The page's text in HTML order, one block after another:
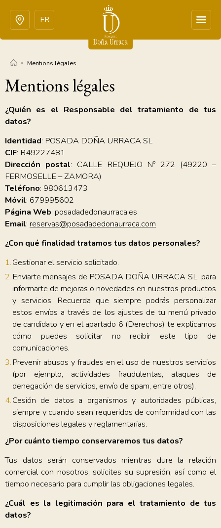
FR
Mentions légales
Mentions légales
¿Quién es el Responsable del tratamiento de tus
datos?
Identidad: POSADA DOÑA URRACA SL
CIF: B49227481
Dirección postal: CALLE REQUEJO Nº 272 (49220 –
FERMOSELLE – ZAMORA)
Teléfono: 980613473
Móvil: 679995602
Página Web: posadadedonaurraca.es
Email: reservas@posadadedonaurraca.com
¿Con qué finalidad tratamos tus datos personales?
Gestionar el servicio solicitado.
Enviarte mensajes de POSADA DOÑA URRACA SL para
informarte de mejoras o novedades en nuestros productos
y servicios. Recuerda que siempre podrás personalizar
estos envíos a través de los ajustes de tu menú privado
de candidato y en el apartado 6 (Derechos) te explicamos
cómo puedes solicitar no recibir este tipo de
comunicaciones.
Prevenir abusos y fraudes en el uso de nuestros servicios
(por ejemplo, actividades fraudulentas, ataques de
denegación de servicios, envío de spam, entre otros).
Cesión de datos a organismos y autoridades públicas,
siempre y cuando sean requeridos de conformidad con las
disposiciones legales y reglamentarias.
¿Por cuánto tiempo conservaremos tus datos?
Tus datos serán conservados mientras dure la relación
comercial con nosotros, solicites su supresión, así como el
tiempo necesario para cumplir las obligaciones legales.
¿Cuál es la legitimación para el tratamiento de tus
datos?